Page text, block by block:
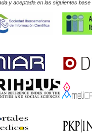
y aceptada en las siguientes